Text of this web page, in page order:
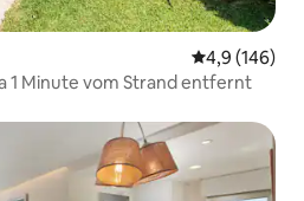
4,9 (146)
1 Minute vom Strand entfernt